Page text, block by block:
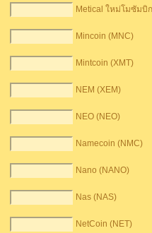
Metical ใหม่โมซัมบิ
Mincoin (MNC)
Mintcoin (XMT)
NEM (XEM)
NEO (NEO)
Namecoin (NMC)
Nano (NANO)
Nas (NAS)
NetCoin (NET)